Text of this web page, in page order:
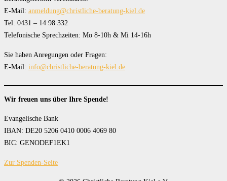
E-Mail: anmeldung@christliche-beratung-kiel.de
Tel: 0431 – 14 98 332
Telefonische Sprechzeiten: Mo 8-10h & Mi 14-16h
Sie haben Anregungen oder Fragen:
E-Mail: info@christliche-beratung-kiel.de
Wir freuen uns über Ihre Spende!
Evangelische Bank
IBAN: DE20 5206 0410 0006 4069 80
BIC: GENODEF1EK1
Zur Spenden-Seite